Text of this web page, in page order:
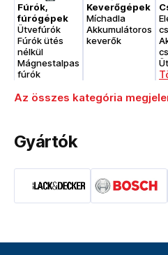
Fúrók,
fúrógépek
Ütvefúrók
Fúrók ütés
nélkül
Mágnestalpas
fúrók
Keverőgépek
Míchadla
Akkumulátoros
keverők
Elektromos
csiszológépek
Több
Az összes kategória
Gyártók